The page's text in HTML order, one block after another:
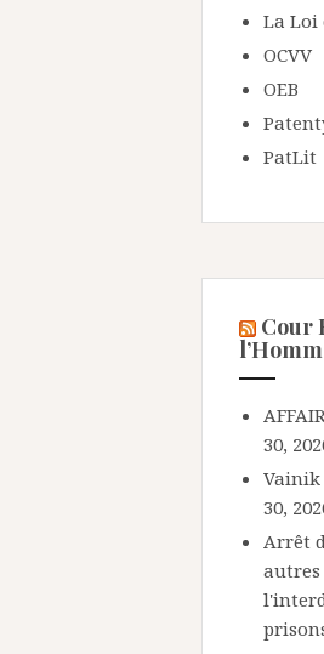
La Loi
OCVV
OEB
PatLit
Cour
30,
Vainik
30,
Arrêt
autres